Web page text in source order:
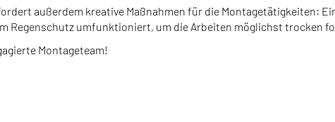
außerdem kreative Maßnahmen für die Montagetätigkeiten:
Regenschutz umfunktioniert, um die Arbeiten möglichst trocken
Montageteam!